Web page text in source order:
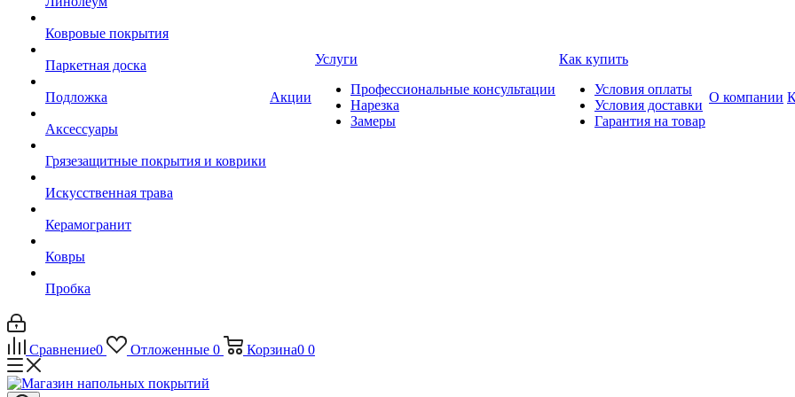
Ковровые покрытия
Паркетная доска
Подложка
Аксессуары
Грязезащитные покрытия и коврики
Искусственная трава
Керамогранит
Ковры
Пробка
Акции
Услуги
Профессиональные консультации
Нарезка
Замеры
Как купить
Условия оплаты
Условия доставки
Гарантия на товар
О компании
Сравнение0 Отложенные 0 Корзина0 0